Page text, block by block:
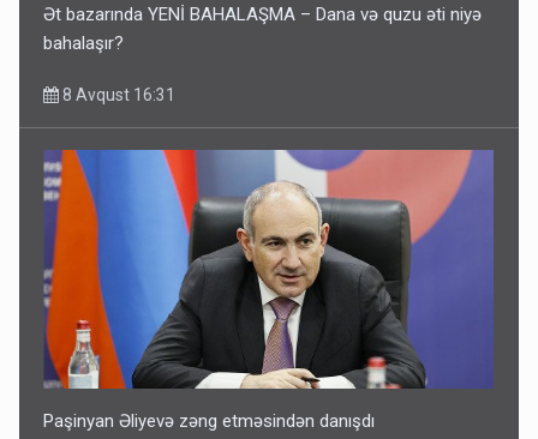
Ət bazarında YENİ BAHALAŞMA – Dana və quzu əti niyə
bahalaşır?
8 Avqust 16:31
Paşinyan Əliyevə zəng etməsindən danışdı